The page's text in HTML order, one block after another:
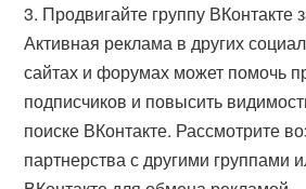
3. Продвигайте группу ВКонтакте
Активная реклама в других
сайтах и форумах может помочь
подписчиков и повысить
поиске ВКонтакте. Рассмотрите
партнерства с другими группами